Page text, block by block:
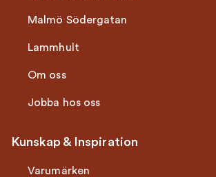
Malmö Södergatan
Lammhult
Om oss
Jobba hos oss
Kunskap & Inspiration
Varumärken